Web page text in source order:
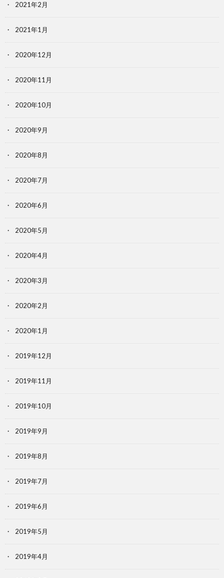
2021年2月
2021年1月
2020年12月
2020年11月
2020年10月
2020年9月
2020年8月
2020年7月
2020年6月
2020年5月
2020年4月
2020年3月
2020年2月
2020年1月
2019年12月
2019年11月
2019年10月
2019年9月
2019年8月
2019年7月
2019年6月
2019年5月
2019年4月